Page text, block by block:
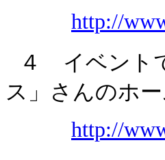
http://
４
イベント
ス」さんのホ
http://